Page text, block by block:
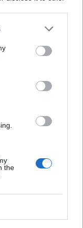
the
tiesības lūgt
izdevumus,
ekspertīzi
ir ieinteresētās
veikt jebkurš,
derīgus
“Brīvprātīgi
tad, kad grib
vecākiem uz
no vecākiem